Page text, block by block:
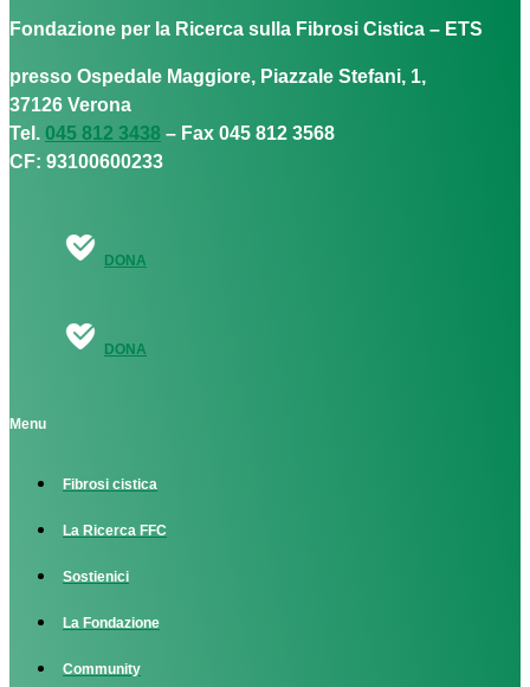
Fondazione per la Ricerca sulla Fibrosi Cistica – ETS
presso Ospedale Maggiore, Piazzale Stefani, 1,
37126 Verona
Tel. 045 812 3438 – Fax 045 812 3568
CF: 93100600233
DONA
DONA
Menu
Fibrosi cistica
La Ricerca FFC
Sostienici
La Fondazione
Community